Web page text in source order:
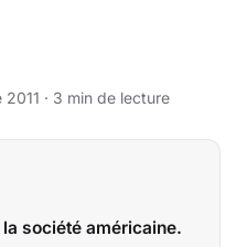
2011 · 3 min de lecture
société américaine.